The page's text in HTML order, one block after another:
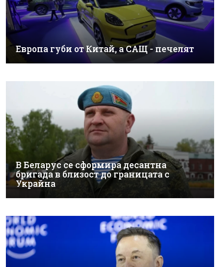
Европа губи от Китай, а САЩ - печелят
В Беларус се сформира десантна
бригада в близост до границата с
Украйна